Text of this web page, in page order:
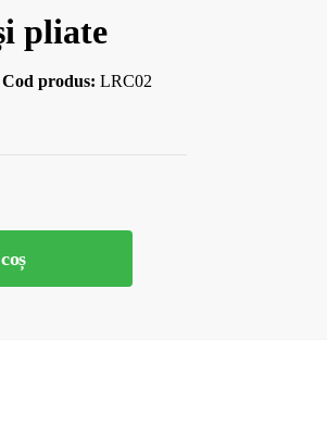
pliate
Cod produs: LRC02